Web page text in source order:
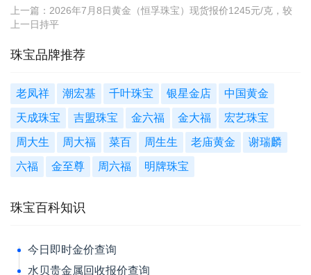
上一篇： 2026年7月8日黄金（恒孚珠宝）现货报价1245元/克，较
上一日持平
珠宝品牌推荐
老凤祥 潮宏基 千叶珠宝 银星金店 中国黄金
天成珠宝 吉盟珠宝 金六福 金大福 宏艺珠宝
周大生 周大福 菜百 周生生 老庙黄金 谢瑞麟
六福 金至尊 周六福 明牌珠宝
珠宝百科知识
今日即时金价查询
水贝贵金属回收报价查询